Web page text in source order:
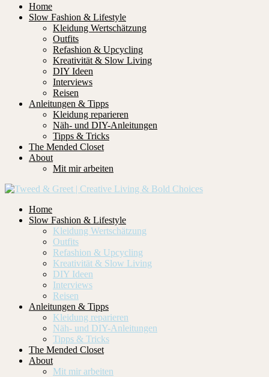
Home
Slow Fashion & Lifestyle
Kleidung Wertschätzung
Outfits
Refashion & Upcycling
Kreativität & Slow Living
DIY Ideen
Interviews
Reisen
Anleitungen & Tipps
Kleidung reparieren
Näh- und DIY-Anleitungen
Tipps & Tricks
The Mended Closet
About
Mit mir arbeiten
Home
Slow Fashion & Lifestyle
Kleidung Wertschätzung
Outfits
Refashion & Upcycling
Kreativität & Slow Living
DIY Ideen
Interviews
Reisen
Anleitungen & Tipps
Kleidung reparieren
Näh- und DIY-Anleitungen
Tipps & Tricks
The Mended Closet
About
Mit mir arbeiten